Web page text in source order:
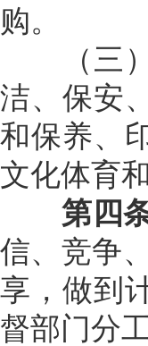
购。
（三）
洁、保安
和保养、
文化体育
第四
信、竞争
享，做到
督部门分